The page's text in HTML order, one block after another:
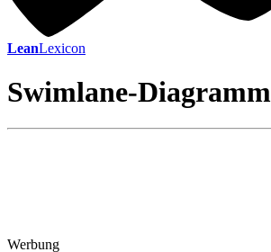
LeanLexicon
Swimlane-Diagramm
Werbung